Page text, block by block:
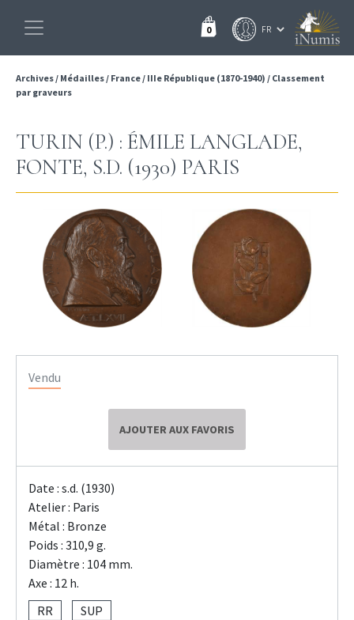
0
Archives/ Médailles/ France/ IIIe République (1870-1940) / Classement
par graveurs
TURIN (P.) : ÉMILE LANGLADE,
FONTE, S.D. (1930) PARIS
Vendu
AJOUTER AUX FAVORIS
Date : s.d. (1930)
Atelier : Paris
Métal : Bronze
Poids : 310,9 g.
Diamètre : 104 mm.
Axe : 12 h.
RR
SUP